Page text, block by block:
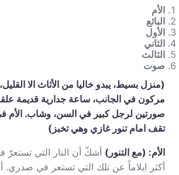
الأم
البائع
الأول
الثاني
الثالث
صوت
(منزل بسيط، يبدو خاليا من الأثاث الا
مركون في الجانب، ساعة جدارية قديمة
صورتين لرجل كبير في السن، وشاب. الأم
تقف امام تنور غازي وهي تخبز)
الأم: (مع التنور) أشكّ أن النار التي
أكثر ايلاماً عن تلك التي تستعر في